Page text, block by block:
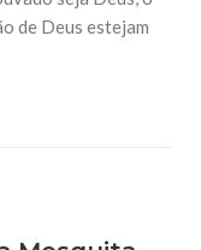
de Deus estejam